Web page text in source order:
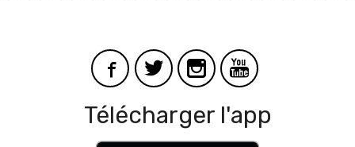
Télécharger l'app